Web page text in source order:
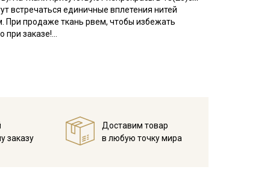
встречаться единичные вплетения нитей
При продаже ткань рвем, чтобы избежать
при заказе!
расцветки рекомендуется сначала
заказу
Доставим товар
в любую точку мира